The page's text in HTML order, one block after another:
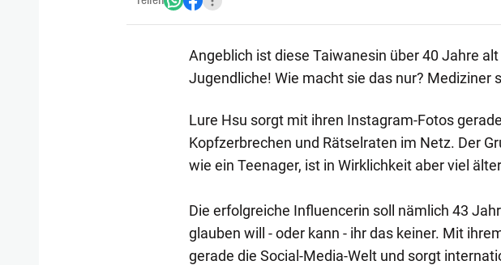
Angeblich ist diese Taiwanesin über 40 Jahre
Jugendliche! Wie macht sie das nur? Mediziner
Lure Hsu sorgt mit ihren Instagram-Fotos
Kopfzerbrechen und Rätselraten im Netz. Der
wie ein Teenager, ist in Wirklichkeit aber viel
Die erfolgreiche Influencerin soll nämlich 43
glauben will - oder kann - ihr das keiner. Mit
gerade die Social-Media-Welt und sorgt